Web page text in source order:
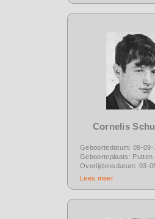
Cornelis
Geboortedatum: 09-09-
Geboorteplaats: Putten
Overlijdensdatum: 03-
Lees meer